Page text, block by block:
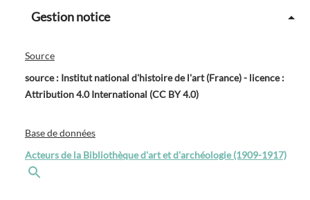
Gestion notice
Source
source : Institut national d'histoire de l'art (France) - licence :
Attribution 4.0 International (CC BY 4.0)
Base de données
Acteurs de la Bibliothèque d'art et d'archéologie (1909-1917)